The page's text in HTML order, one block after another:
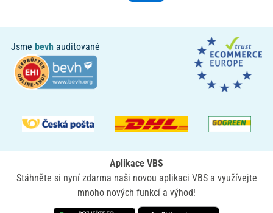
Jsme bevh auditované
Aplikace VBS
Stáhněte si nyní zdarma naši novou aplikaci VBS a využívejte
mnoho nových funkcí a výhod!